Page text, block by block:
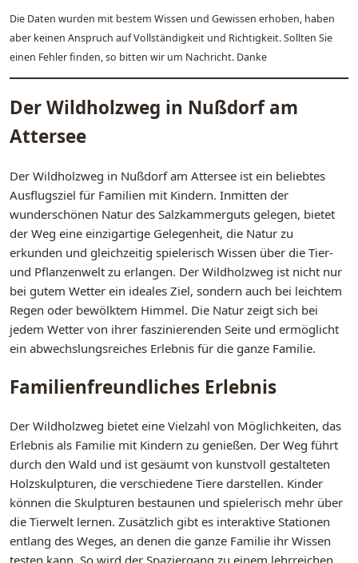
Die Daten wurden mit bestem Wissen und Gewissen erhoben, haben
aber keinen Anspruch auf Vollständigkeit und Richtigkeit. Sollten Sie
einen Fehler finden, so bitten wir um Nachricht. Danke
Der Wildholzweg in Nußdorf am
Attersee
Der Wildholzweg in Nußdorf am Attersee ist ein beliebtes
Ausflugsziel für Familien mit Kindern. Inmitten der
wunderschönen Natur des Salzkammerguts gelegen, bietet
der Weg eine einzigartige Gelegenheit, die Natur zu
erkunden und gleichzeitig spielerisch Wissen über die Tier-
und Pflanzenwelt zu erlangen. Der Wildholzweg ist nicht nur
bei gutem Wetter ein ideales Ziel, sondern auch bei leichtem
Regen oder bewölktem Himmel. Die Natur zeigt sich bei
jedem Wetter von ihrer faszinierenden Seite und ermöglicht
ein abwechslungsreiches Erlebnis für die ganze Familie.
Familienfreundliches Erlebnis
Der Wildholzweg bietet eine Vielzahl von Möglichkeiten, das
Erlebnis als Familie mit Kindern zu genießen. Der Weg führt
durch den Wald und ist gesäumt von kunstvoll gestalteten
Holzskulpturen, die verschiedene Tiere darstellen. Kinder
können die Skulpturen bestaunen und spielerisch mehr über
die Tierwelt lernen. Zusätzlich gibt es interaktive Stationen
entlang des Weges, an denen die ganze Familie ihr Wissen